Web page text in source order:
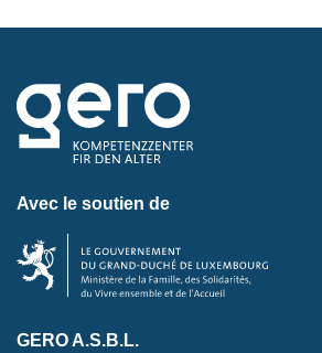
Avec le soutien de
GERO A.S.B.L.